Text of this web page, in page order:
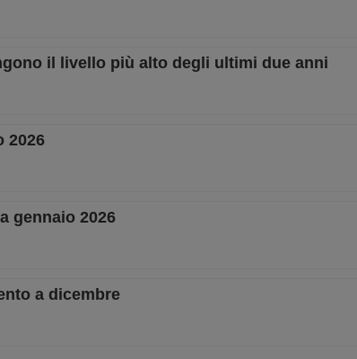
il livello più alto degli ultimi due anni
2026
gennaio 2026
a dicembre